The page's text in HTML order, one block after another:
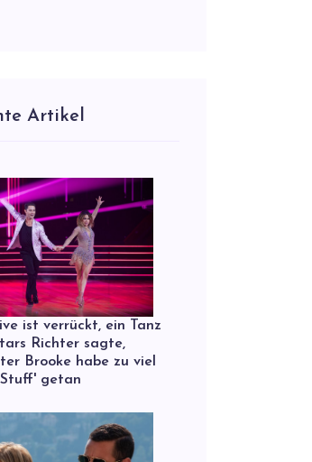
Artikel
ist verrückt, ein Tanz
Richter sagte,
Brooke habe zu viel
getan